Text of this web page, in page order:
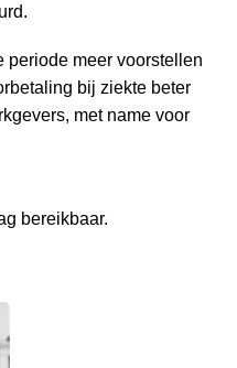
periode meer voorstellen
bij ziekte beter
met name voor
bereikbaar.